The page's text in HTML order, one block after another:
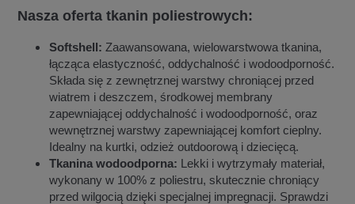
Nasza oferta tkanin poliestrowych:
Softshell: Zaawansowana, wielowarstwowa tkanina,
łącząca elastyczność, oddychalność i wodoodporność.
Składa się z zewnętrznej warstwy chroniącej przed
wiatrem i deszczem, środkowej membrany
zapewniającej oddychalność i wodoodporność, oraz
wewnętrznej warstwy zapewniającej komfort cieplny.
Idealny na kurtki, odzież outdoorową i dziecięcą.
Tkanina wodoodporna: Lekki i wytrzymały materiał,
wykonany w 100% z poliestru, skutecznie chroniący
przed wilgocią dzięki specjalnej impregnacji. Sprawdzi